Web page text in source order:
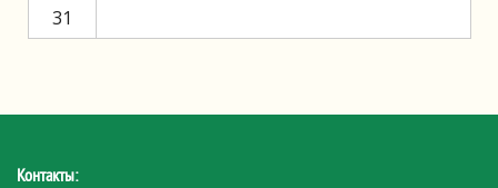
31
Контакты: